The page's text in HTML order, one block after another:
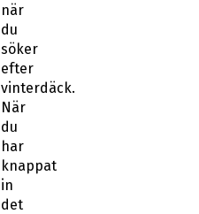
när
du
söker
efter
vinterdäck.
När
du
har
knappat
in
det